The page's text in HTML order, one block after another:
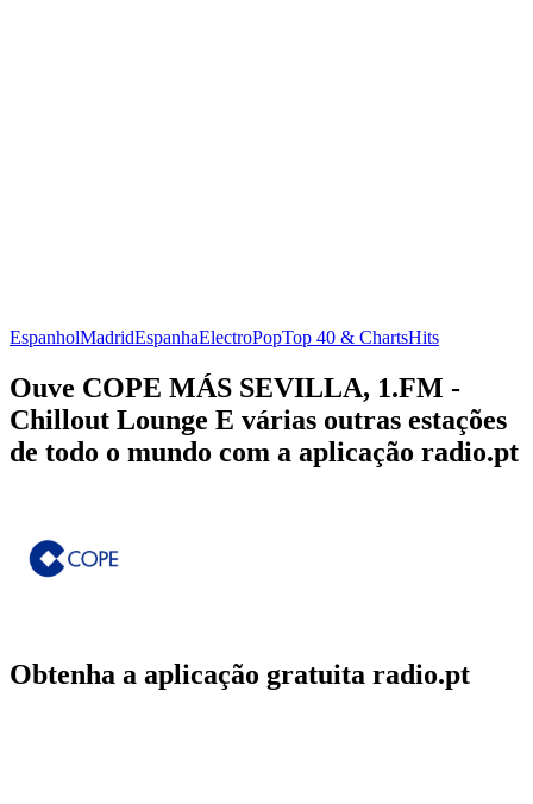
EspanholMadridEspanhaElectroPopTop 40 & ChartsHits
Ouve COPE MÁS SEVILLA, 1.FM -
Chillout Lounge E várias outras estações
de todo o mundo com a aplicação radio.pt
Obtenha a aplicação gratuita radio.pt